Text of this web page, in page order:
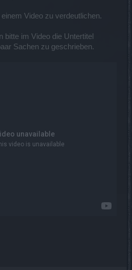
Video zu verdeutlichen.
bitte im Video die Untertitel
Sachen zu geschrieben.